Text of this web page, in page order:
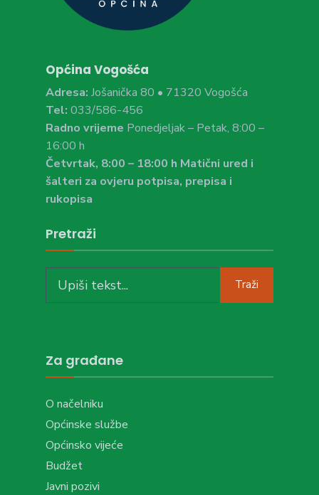
Općina Vogošća
Adresa: Jošanička 80 • 71320 Vogošća
Tel: 033/586-456
Radno vrijeme Ponedjeljak – Petak, 8:00 –
16:00 h
Četvrtak, 8:00 – 18:00 h Matični ured i
šalteri za ovjeru potpisa, prepisa i
rukopisa
Pretraži
for:
Traži
Za građane
O načelniku
Općinske službe
Općinsko vijeće
Budžet
Javni pozivi